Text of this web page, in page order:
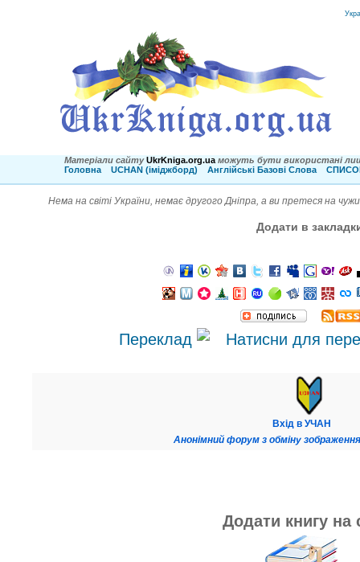
Матеріали сайту UkrKniga.org.ua можуть бути використані
Головна
UCHAN (іміджборд) Англійські Базові Слова
Нема на світі України, немає другого Дніпра, а ви претеся на
Додати в
Переклад
Вхід в УЧАН
Анонімний форум з обміну
Додати книгу на